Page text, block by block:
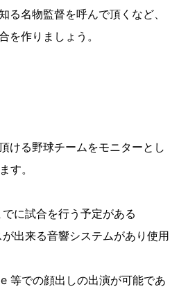
る名物監督を呼んで頂くなど、
を作りましょう。
ける野球チームをモニターとし
す。
に試合を行う予定がある
出来る音響システムがあり使用
での顔出しの出演が可能であ